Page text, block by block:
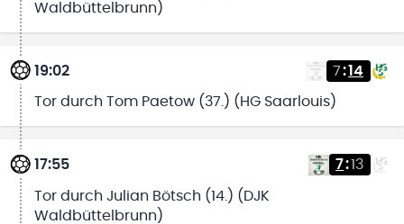
Waldbüttelbrunn)
19:02 7:14
Tor durch Tom Paetow (37.) (HG Saarlouis)
17:55 7:13
Tor durch Julian Bötsch (14.) (DJK
Waldbüttelbrunn)